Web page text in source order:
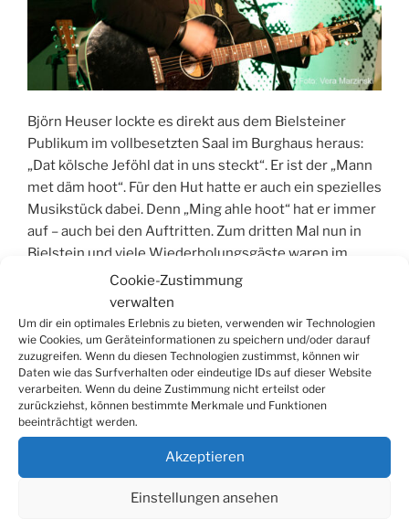
Cookie-Zustimmung
verwalten
Um dir ein optimales Erlebnis zu bieten, verwenden wir Technologien
wie Cookies, um Geräteinformationen zu speichern und/oder darauf
zuzugreifen. Wenn du diesen Technologien zustimmst, können wir
Daten wie das Surfverhalten oder eindeutige IDs auf dieser Website
verarbeiten. Wenn du deine Zustimmung nicht erteilst oder
zurückziehst, können bestimmte Merkmale und Funktionen
beeinträchtigt werden.
Akzeptieren
Einstellungen ansehen
Björn Heuser lockte es direkt aus dem Bielsteiner
Publikum im vollbesetzten Saal im Burghaus heraus:
„Dat kölsche Jeföhl dat in uns steckt“. Er ist der „Mann
met däm hoot“. Für den Hut hatte er auch ein spezielles
Musikstück dabei. Denn „Ming ahle hoot“ hat er immer
auf – auch bei den Auftritten. Zum dritten Mal nun in
Bielstein und viele Wiederholungsgäste waren im
„Singen
und
Schunkeln
mit
Björn
Heuser“
weiterlesen
Seitennummerierung
der
Seite1